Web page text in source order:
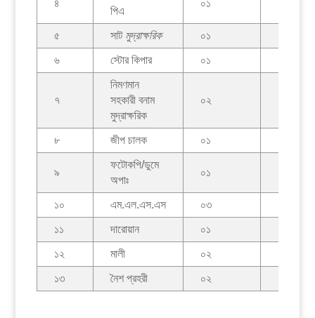
৪
পিএ
০১
৫ সাট মুদ্রাক্ষরিক ০১
৬ স্টোর কিপার ০১
৭
নিমণমান
সহকারী বনাম
মুদ্রাক্ষরিক
০২
৮ জীপ চালক ০১
৯
ফটোকপি/ডুমে
অপাঃ
০১
১০ এম.এল.এস.এস ০৩
১১ দারোয়ান ০১
১২ মালী ০২
১৩ নৈশ প্রহরী ০২